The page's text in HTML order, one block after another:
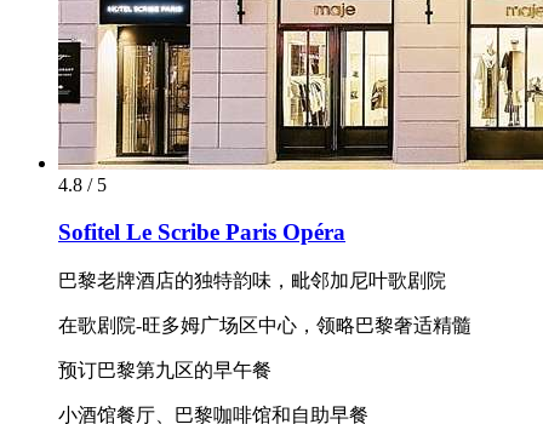
4.8 / 5
Sofitel Le Scribe Paris Opéra
巴黎老牌酒店的独特韵味，毗邻加尼叶歌剧院
在歌剧院-旺多姆广场区中心，领略巴黎奢适精髓
预订巴黎第九区的早午餐
小酒馆餐厅、巴黎咖啡馆和自助早餐